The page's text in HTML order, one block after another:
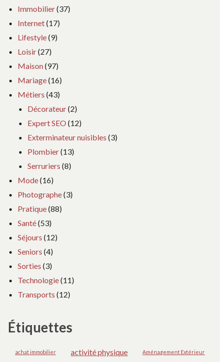
Immobilier(37)
Internet(17)
Lifestyle(9)
Loisir(27)
Maison(97)
Mariage(16)
Métiers (43)
Décorateur(2)
Expert SEO (12)
Exterminateur nuisibles (3)
Plombier(13)
Serruriers (8)
Mode(16)
Photographe(3)
Pratique(88)
Santé(53)
Séjours (12)
Seniors (4)
Sorties (3)
Technologie(11)
Transports (12)
Étiquettes
achat immobilier activité physique Aménagement Extérieur